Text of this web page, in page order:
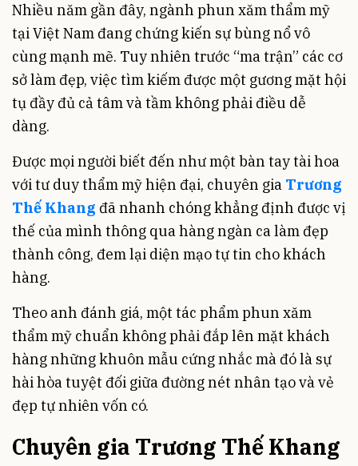
Nhiều năm gần đây, ngành phun xăm thẩm mỹ
tại Việt Nam đang chứng kiến sự bùng nổ vô
cùng mạnh mẽ. Tuy nhiên trước “ma trận” các cơ
sở làm đẹp, việc tìm kiếm được một gương mặt hội
tụ đầy đủ cả tâm và tầm không phải điều dễ
dàng.
Được mọi người biết đến như một bàn tay tài hoa
với tư duy thẩm mỹ hiện đại, chuyên gia Trương
Thế Khang đã nhanh chóng khẳng định được vị
thế của mình thông qua hàng ngàn ca làm đẹp
thành công, đem lại diện mạo tự tin cho khách
hàng.
Theo anh đánh giá, một tác phẩm phun xăm
thẩm mỹ chuẩn không phải đắp lên mặt khách
hàng những khuôn mẫu cứng nhắc mà đó là sự
hài hòa tuyệt đối giữa đường nét nhân tạo và vẻ
đẹp tự nhiên vốn có.
Chuyên gia Trương Thế Khang